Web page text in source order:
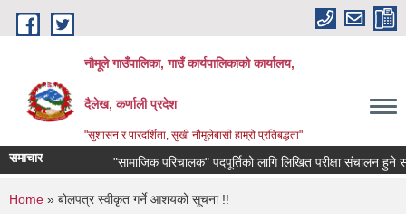
Skip to main content
नौमूले गाउँपालिका, गाउँ कार्यपालिकाको कार्यालय,
दैलेख, कर्णाली प्रदेश
"सुशासन र पारदर्शिता, सुखी नौमूलेबासी हाम्रो प्रतिबद्धता"
समाचार "सामाजिक परिचालक" पदपूर्तिको लागि लिखित परीक्षा संचालन हुने
You are here
Home » बोलपत्र स्वीकृत गर्ने आशयको सूचना !!